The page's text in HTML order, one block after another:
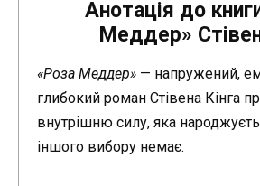
Анотація до
Меддер»
«Роза Меддер» — напружений,
глибокий роман Стівена Кінга
внутрішню силу, яка
іншого вибору немає.